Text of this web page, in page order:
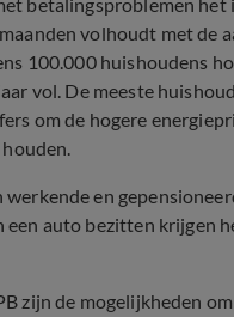
volhoudt met de
100.000 huishoudens
vol. De meeste
om de hogere
werkende en
een auto bezitten krijgen
zijn de mogelijkheden